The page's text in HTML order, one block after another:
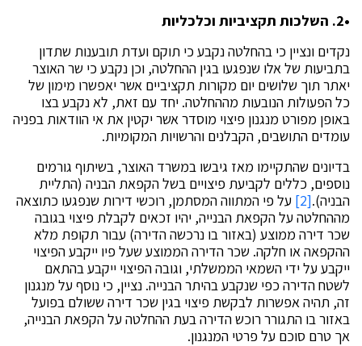
•2. השלכות תקציביות וכלכליות
נקדים ונציין כי בהחלטה נקבע כי תוקם ועדת תובענות שתדון
בתביעות של אלו שנפגעו בגין ההחלטה, וכן נקבע כי שר האוצר
יאתר תוך שלושים יום מקורות תקציביים אשר יאפשרו מימון של
כל הפעולות הנובעות מההחלטה. יחד עם זאת, לא נקבע בצו
באופן מפורט מנגנון פיצוי מוסדר אשר יקטין את אי הוודאות בפניה
עומדים התושבים, הקבלנים והרשויות המקומיות.
בדיונים שהתקיימו מאז גיבשו במשרד האוצר, בשיתוף גורמים
נוספים, כללים לקביעת פיצויים בשל הקפאת הבניה (התליית
הבניה).[2]
על פי המתווה המסתמן, רוכשי דירות שנפגעו כתוצאה
מההחלטה על הקפאת הבנייה, יהיו זכאים לקבלת פיצוי בגובה
שכר דירה ממוצע (באזור בו נרכשה הדירה) עבור תקופת מלא
ההקפאה או חלקה. שכר הדירה הממוצע שעל פיו ייקבע הפיצוי
ייקבע על ידי השמאי הממשלתי, וגובה הפיצוי ייקבע בהתאם
לשטח הדירה כפי שנקבע בהיתר הבנייה. נציין, כי נוסף על מנגנון
זה, תהיה אפשרות לבקשת פיצוי בגין שכר דירה ששולם בפועל
באזור בו התגורר רוכש הדירה בעת ההחלטה על הקפאת הבנייה,
אך טרם סוכם על פרטי המנגנון.